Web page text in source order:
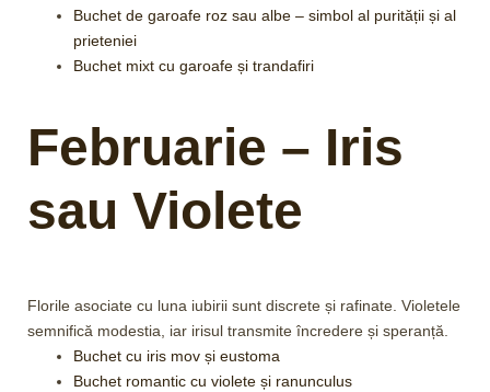
Buchet de garoafe roz sau albe – simbol al purității și al
prieteniei
Buchet mixt cu garoafe și trandafiri
Februarie – Iris
sau Violete
Florile asociate cu luna iubirii sunt discrete și rafinate. Violetele
semnifică modestia, iar irisul transmite încredere și speranță.
Buchet cu iris mov și eustoma
Buchet romantic cu violete și ranunculus